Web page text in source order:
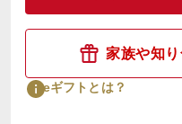
家族や知
eギフトとは？